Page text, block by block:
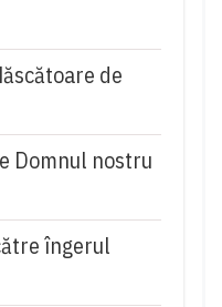
de
Domnul nostru
îngerul